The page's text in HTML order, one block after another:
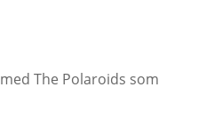
The Polaroids som